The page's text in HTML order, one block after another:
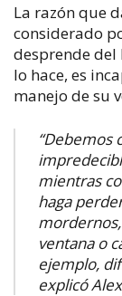
La razón que
considerado
desprende del
lo hace, es
manejo de su
“Debemos
mientras
haga
ventana o
ejemplo,
explicó